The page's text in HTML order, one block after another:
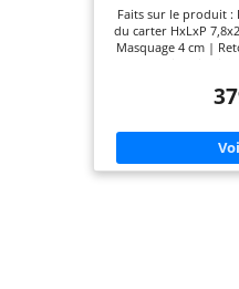
Faits sur le produit :
du carter HxLxP
Masquage 4 cm |
135 cm |
et contrôlez l'écran
télécommande !
système de tension
plis et assure une